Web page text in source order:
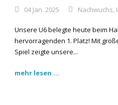
04 Jan. 2025 Nachwuchs
Unsere U6 belegte heute beim
hervorragenden 1. Platz! Mit
Spiel zeigte unsere...
mehr lesen ...